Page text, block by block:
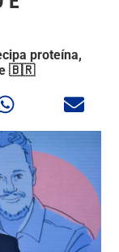
proteína,
🇧🇷